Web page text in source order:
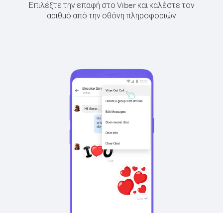
Επιλέξτε την επαφή στο Viber και καλέστε τον
αριθμό από την οθόνη πληροφοριών